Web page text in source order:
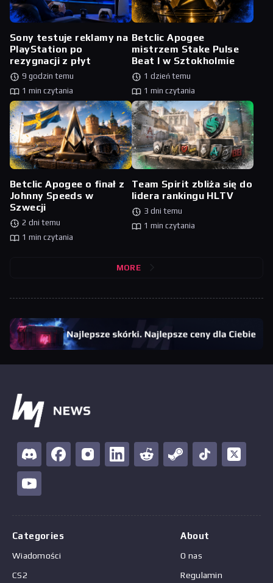
Sony testuje reklamy na
PlayStation po
rezygnacji z płyt
9 godzin temu
1 min czytania
Betclic Apogee
mistrzem Stake Pulse
Beat I w Sztokholmie
1 dzień temu
1 min czytania
Betclic Apogee o finał z
Johnny Speeds w
Szwecji
2 dni temu
1 min czytania
Team Spirit zbliża się do
lidera rankingu HLTV
3 dni temu
1 min czytania
MORE
Categories
Wiadomości
CS2
About
O nas
Regulamin